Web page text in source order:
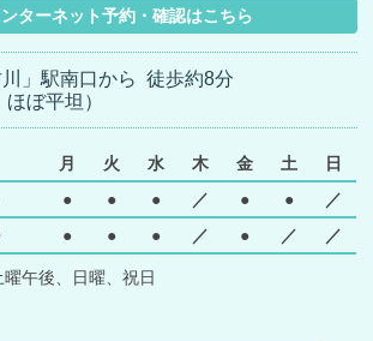
ターネット予約・確認はこちら
川」駅南口から徒歩約8分
ほぼ平坦）
月 火 水 木 金 土
日
● ● ● ／ ● ●
／
● ● ● ／ ● ／ ／
曜午後、日曜、祝日